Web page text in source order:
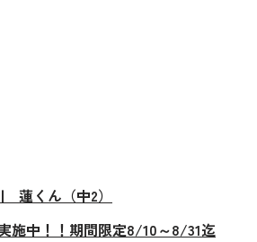
くん（中2）
施中！！期間限定8/10～8/31迄